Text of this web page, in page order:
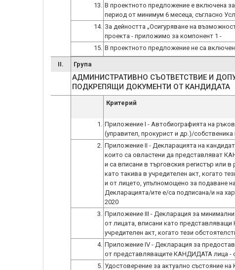
13. В проектното предложение е включена
период от минимум 6 месеца, съгласно
14. За дейността „Осигуряване на
проекта - приложимо за компонент 1 -
15. В проектното предложение не са
II. Група
АДМИНИСТРАТИВНО СЪОТВЕТСТВИЕ И
Критерий
1. Приложение І - Автобиографията на
(управител, прокурист и др.)/
2. Приложение ІІ - Декларацията на
които са овластени да представляват
и са вписани в търговския регистър или
като такива в учредителен акт, когато
и от лицето, упълномощено за подаване
Декларацията/ите е/са подписана/и на
3. Приложение ІII - Декларация за
от лицата, вписани като
учредителен акт, когато тези
4. Приложение IV - Декларация за
от представляващите КАНДИДАТА лица -
5. Удостоверение за актуално състояние